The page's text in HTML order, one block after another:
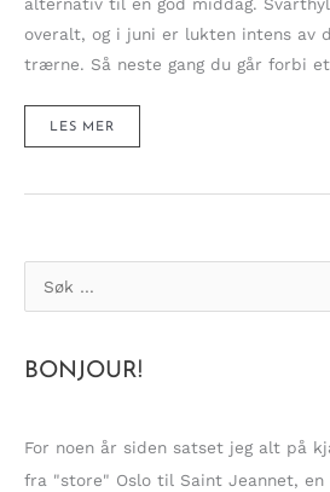
overalt, og i juni er lukten intens av
trærne. Så neste gang du går forbi
LETT
HYLLEBLOMSTSAFT
LES MER
ø
e
t
e
BONJOUR!
For noen år siden satset jeg alt på
fra "store" Oslo til Saint Jeannet, en